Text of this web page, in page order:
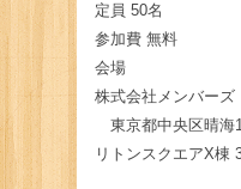
定員 50名
参加費 無料
会場
株式会社メンバーズ
東京都中央区晴海
リトンスクエアX棟